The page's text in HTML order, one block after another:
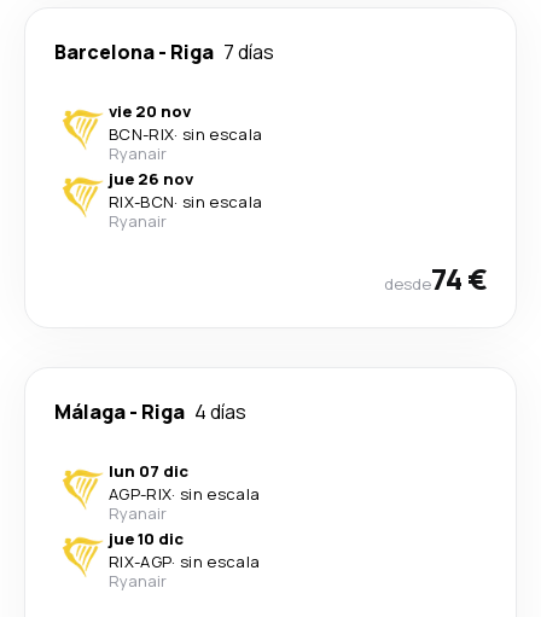
Barcelona- Riga 7 días
vie 20 nov
BCN-RIX· sin escala
Ryanair
jue 26 nov
RIX-BCN· sin escala
Ryanair
desde74 €
Málaga- Riga 4 días
lun 07 dic
AGP-RIX· sin escala
Ryanair
jue 10 dic
RIX-AGP· sin escala
Ryanair